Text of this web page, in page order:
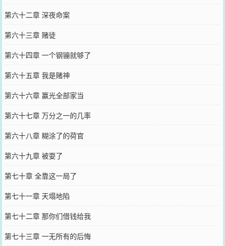
第六十二章 深夜命案
第六十三章 赌徒
第六十四章 一个钢镚就够了
第六十五章 我是赌神
第六十六章 赢光全部家当
第六十七章 万分之一的几率
第六十八章 糊涂了的荷官
第六十九章 被耍了
第七十章 全靠这一局了
第七十一章 天塌地陷
第七十二章 那你们借钱给我
第七十三章 一无所有的后悔